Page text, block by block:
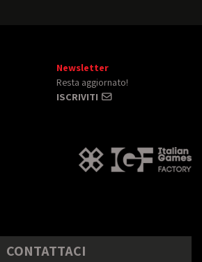
Newsletter
Resta aggiornato!
ISCRIVITI
CONTATTACI